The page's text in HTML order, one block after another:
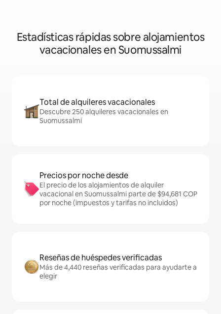
Estadísticas rápidas sobre alojamientos
vacacionales en Suomussalmi
Total de alquileres vacacionales
Descubre 250 alquileres vacacionales en
Suomussalmi
Precios por noche desde
El precio de los alojamientos de alquiler
vacacional en Suomussalmi parte de $94,681 COP
por noche (impuestos y tarifas no incluidos)
Reseñas de huéspedes verificadas
Más de 4,440 reseñas verificadas para ayudarte a
elegir